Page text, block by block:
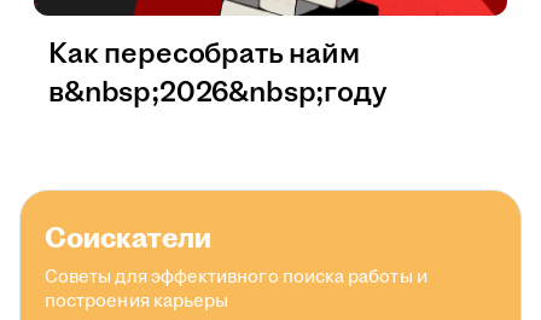
Как пересобрать найм
в&nbsp;2026&nbsp;году
Соискатели
Советы для эффективного поиска работы и
построения карьеры